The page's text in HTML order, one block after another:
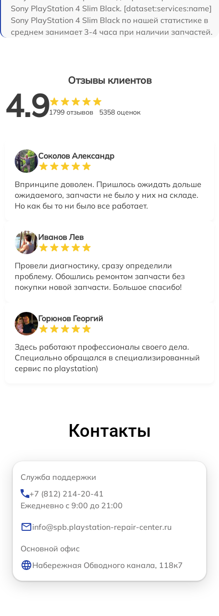
Sony PlayStation 4 Slim Black. [dataset:services:name]
Sony PlayStation 4 Slim Black по нашей статистике в
среднем занимает 3-4 часа при наличии запчастей.
Отзывы клиентов
4.91799 отзывов 5358 оценок
Соколов Александр
Впринципе доволен. Пришлось ожидать дольше
ожидаемого, запчасти не было у них на складе.
Но как бы то ни было все работает.
Иванов Лев
Провели диагностику, сразу определили
проблему. Обошлись ремонтом запчасти без
покупки новой запчасти. Большое спасибо!
Горюнов Георгий
Здесь работают профессионалы своего дела.
Специально обращался в специализированный
сервис по playstation)
Контакты
Служба поддержки
+7 (812) 214-20-41
Ежедневно с 9:00 до 21:00
info@spb.playstation-repair-center.ru
Основной офис
Набережная Обводного канала, 118к7